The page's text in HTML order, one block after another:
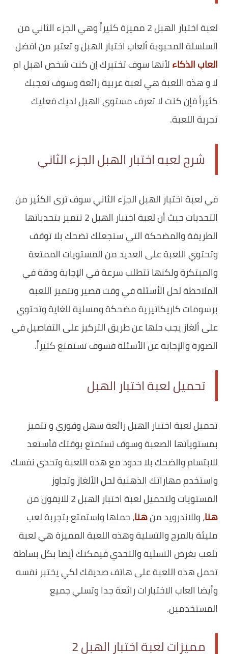
لعبة اختبار الهبل 2‎ مميزة كثيراً وهي الجزء الثاني من
السلسلة المحبوبة ألعاب اختبار الهبل و تعتبر من افضل
العاب الذكاءلأنها سوف تختبرك إن كنت شخص اهبل ام
لا و هذه اللعبة هي لعبة عربية رائعة وسوف تعجبك
كثيراً فإن كنت لا تعرف مستوى الهبل لديك فعليك
تجربة اللعبة.
شرح لعبه اختبار الهبل الجزء الثاني
في لعبة اختبار الهبل الجزء الثاني سوف ترى الكثير من
التحديات حيث أن لعبة اختبار الهبل 2‎ تتميز بتحدياتها
الطريفة والمضحكة التي ستجعلك تضحك بلا توقف
وتحتوي اللعبة على العديد من المستويات الممتعة
والمبتكرة ولكنها تتطلب سرعة في الإجابة ودقة في
الملاحظة لحل الأسئلة في وقت قصير وتتميز اللعبة
برسومات كاريكاتيرية مضحكة ومسلية للغاية وتحتوي
على ألغاز يجب حلها عن طريق التركيز على التفاصيل في
الصورة والإجابة عن الأسئلة فسوف تستمتع كثيراً.
تحميل لعبة اختبار الهبل
تحميل لعبة اختبار الهبل رائعة سهل وفوري و تتميز
بمستوياتها الصعبة وسوف تستمتع بوقتك فأستعد
للابتسام والضحك بلا حدود مع هذه اللعبة وتحدى نفسك
واستخدم مهاراتك الذهنية لحل الألغاز وتجاوز
المستويات ولتحميل لعبة اختبار الهبل 2‎ للايفون من
هنا، وللاندرويد منهنا، حملها واستمتع بتجربة لعب
مليئة بالمرح والتسلية وهذه اللعبة المميزة هي لعبة
تلعب بغرض التسلية والتحدي فيمكنك أيضا بكل بساطة
تحمل هذه اللعبة على هاتف صديقك لكي يختبر نفسه
وأيضا العاب الاختبارات رائعة جدا وتسلي جميع
المستخدمين.
مميزات لعبة اختبار الهبل 2‎